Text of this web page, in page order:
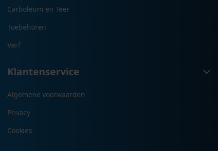
Carboleum en Teer
Toebehoren
Verf
Klantenservice
Algemene voorwaarden
Privacy
Cookies